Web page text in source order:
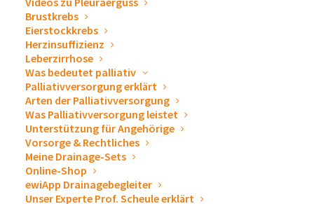
Brustkrebs
Eierstockkrebs
Herzinsuffizienz
Leberzirrhose
Was bedeutet palliativ
Palliativversorgung erklärt
Arten der Palliativversorgung
Was Palliativversorgung leistet
Unterstützung für Angehörige
Vorsorge & Rechtliches
Meine Drainage-Sets
Online-Shop
ewiApp Drainagebegleiter
Unser Experte Prof. Scheule erklärt
Katheter- und Drainage-Systeme
ewimed GmbH
Im Nasswasen 5
72379 Hechingen